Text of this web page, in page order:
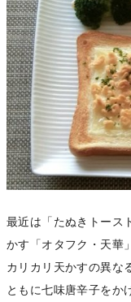
最近は「たぬきトース
かす「オタフク・天華
カリカリ天かすの異な
ともに七味唐辛子をか